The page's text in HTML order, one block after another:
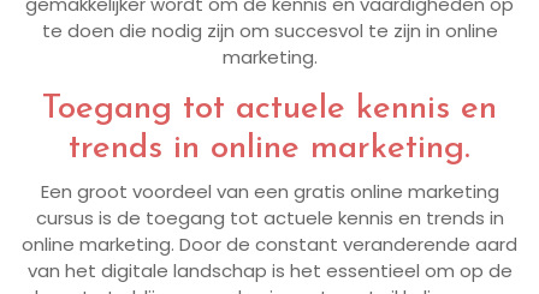
te doen die nodig zijn om succesvol te zijn in online
marketing.
Toegang tot actuele kennis en
trends in online marketing.
Een groot voordeel van een gratis online marketing
cursus is de toegang tot actuele kennis en trends in
online marketing. Door de constant veranderende aard
van het digitale landschap is het essentieel om op de